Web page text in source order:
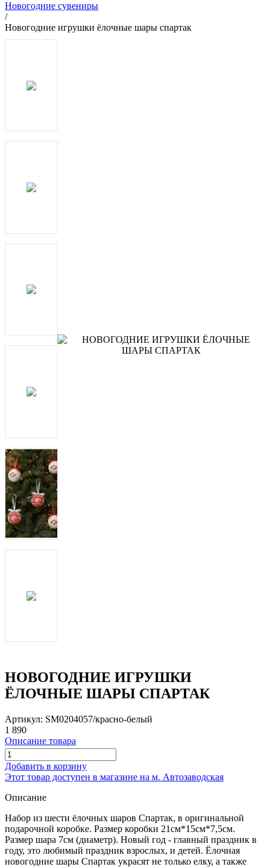
Новогодние сувениры
/
Новогодние игрушки ёлочные шары спартак
НОВОГОДНИЕ ИГРУШКИ
ЁЛОЧНЫЕ ШАРЫ СПАРТАК
Артикул: SM0204057/красно-белый
1 890
Описание товара
Добавить в корзину
Этот товар доступен в магазине на м. Автозаводская
Описание
Набор из шести ёлочных шаров Спартак, в оригинальной
подарочной коробке. Размер коробки 21см*15см*7,5см.
Размер шара 7см (диаметр). Новый год - главный праздник в
году, это любимый праздник взрослых, и детей. Ёлочная
новогодние шары Спартак украсят не только елку, а также